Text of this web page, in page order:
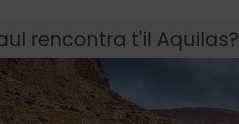
rencontra t'il Aquilas?